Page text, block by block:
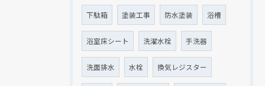
下駄箱 塗装工事 防水塗装 浴槽
浴室床シート 洗濯水栓 手洗器
洗面排水 水栓 換気レジスター